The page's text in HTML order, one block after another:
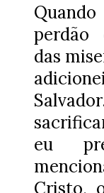
perdão
das
eu
Cristo,